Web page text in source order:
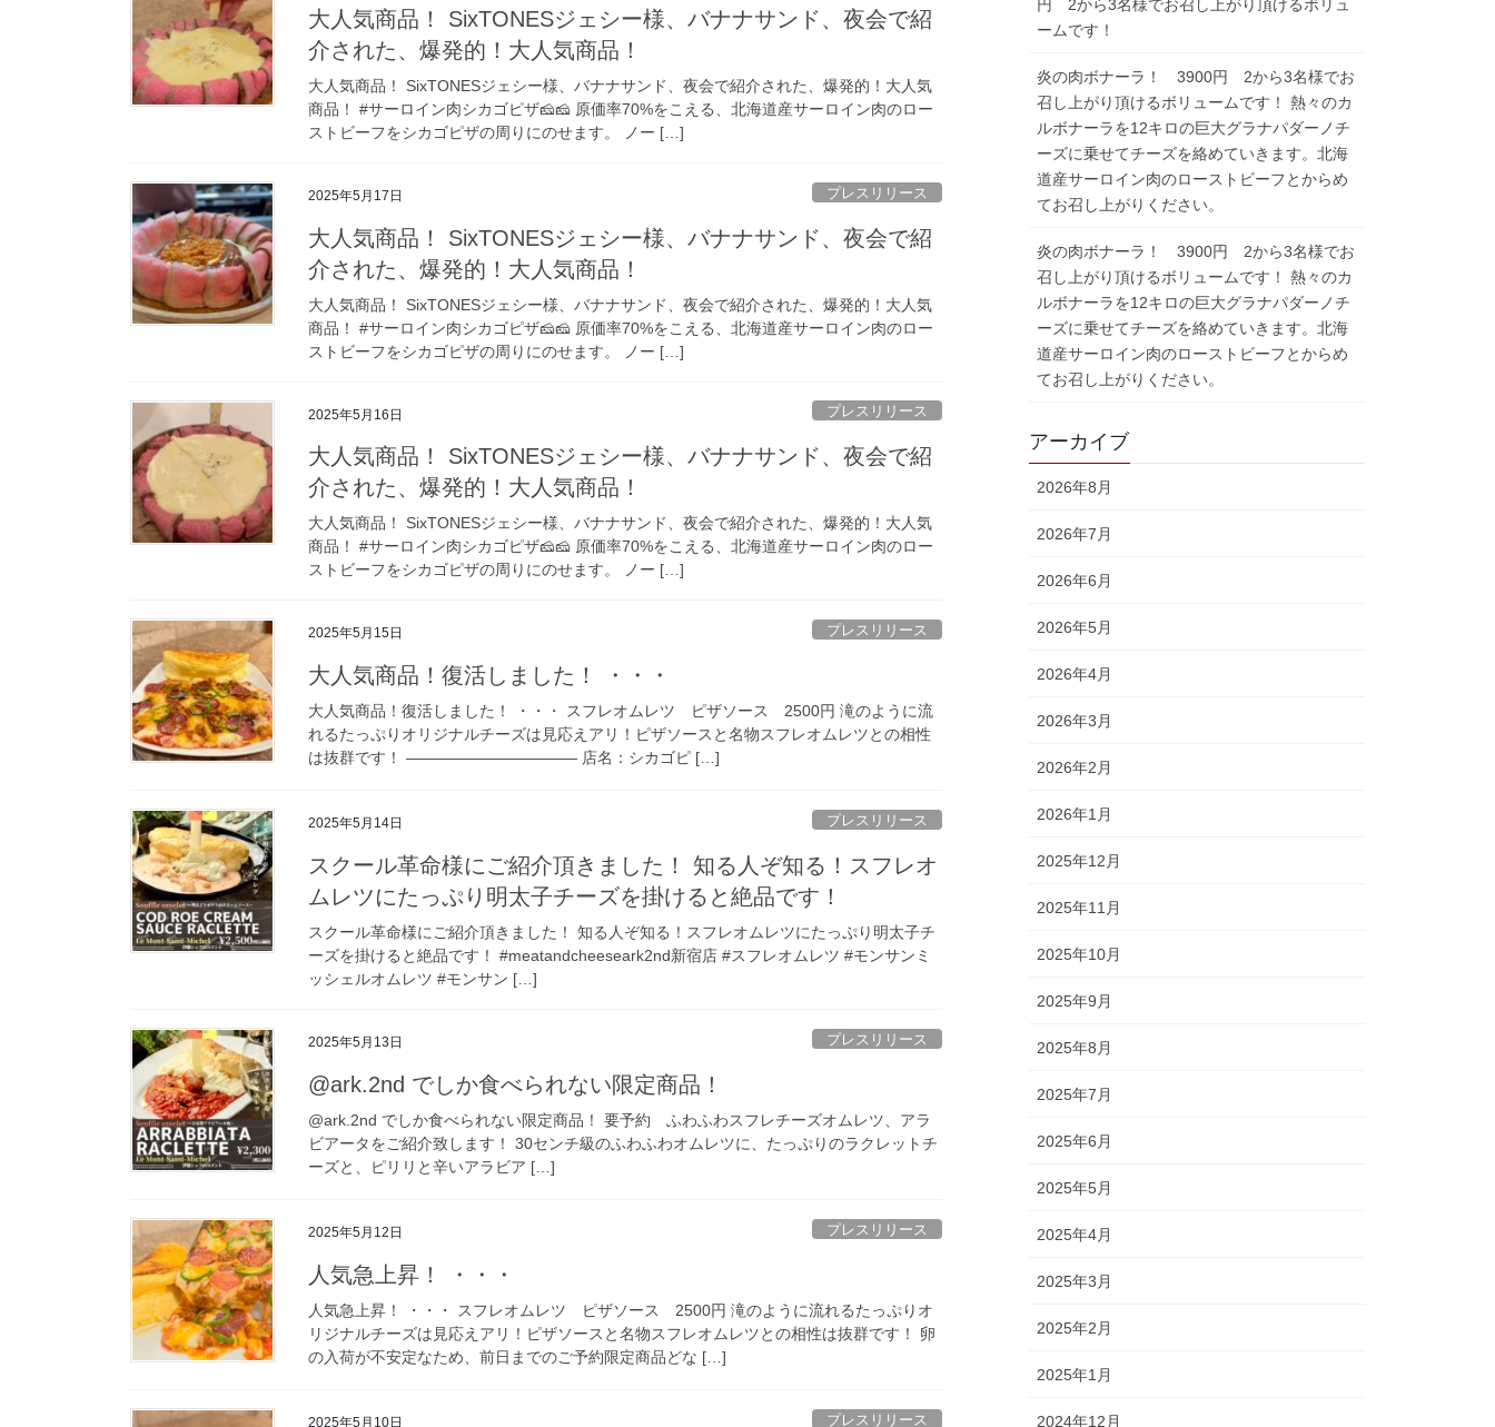
大人気商品！ SixTONESジェシー様、バナナサンド、夜会で紹
介された、爆発的！大人気商品！
大人気商品！ SixTONESジェシー様、バナナサンド、夜会で紹介された、爆発的！大人気
商品！ #サーロイン肉シカゴピザ🧀🧀 原価率70%をこえる、北海道産サーロイン肉のロー
ストビーフをシカゴピザの周りにのせます。 ノー […]
2025年5月17日 プレスリリース
大人気商品！ SixTONESジェシー様、バナナサンド、夜会で紹
介された、爆発的！大人気商品！
大人気商品！ SixTONESジェシー様、バナナサンド、夜会で紹介された、爆発的！大人気
商品！ #サーロイン肉シカゴピザ🧀🧀 原価率70%をこえる、北海道産サーロイン肉のロー
ストビーフをシカゴピザの周りにのせます。 ノー […]
2025年5月16日 プレスリリース
大人気商品！ SixTONESジェシー様、バナナサンド、夜会で紹
介された、爆発的！大人気商品！
大人気商品！ SixTONESジェシー様、バナナサンド、夜会で紹介された、爆発的！大人気
商品！ #サーロイン肉シカゴピザ🧀🧀 原価率70%をこえる、北海道産サーロイン肉のロー
ストビーフをシカゴピザの周りにのせます。 ノー […]
2025年5月15日 プレスリリース
大人気商品！復活しました！ ・・・
大人気商品！復活しました！ ・・・ スフレオムレツ ピザソース 2500円 滝のように流
れるたっぷりオリジナルチーズは見応えアリ！ピザソースと名物スフレオムレツとの相性
は抜群です！ ——————————— 店名：シカゴピ […]
2025年5月14日 プレスリリース
スクール革命様にご紹介頂きました！ 知る人ぞ知る！スフレオ
ムレツにたっぷり明太子チーズを掛けると絶品です！
スクール革命様にご紹介頂きました！ 知る人ぞ知る！スフレオムレツにたっぷり明太子チ
ーズを掛けると絶品です！ #meatandcheeseark2nd新宿店 #スフレオムレツ #モンサンミ
ッシェルオムレツ #モンサン […]
2025年5月13日 プレスリリース
@ark.2nd でしか食べられない限定商品！
@ark.2nd でしか食べられない限定商品！ 要予約 ふわふわスフレチーズオムレツ、アラ
ビアータをご紹介致します！ 30センチ級のふわふわオムレツに、たっぷりのラクレットチ
ーズと、ピリリと辛いアラビア […]
2025年5月12日 プレスリリース
人気急上昇！ ・・・
人気急上昇！ ・・・ スフレオムレツ ピザソース 2500円 滝のように流れるたっぷりオ
リジナルチーズは見応えアリ！ピザソースと名物スフレオムレツとの相性は抜群です！ 卵
の入荷が不安定なため、前日までのご予約限定商品どな […]
2025年5月10日 プレスリリース
円 2から3名様でお召し上がり頂けるボリュ
ームです！
炎の肉ボナーラ！ 3900円 2から3名様でお
召し上がり頂けるボリュームです！ 熱々のカ
ルボナーラを12キロの巨大グラナパダーノチ
ーズに乗せてチーズを絡めていきます。北海
道産サーロイン肉のローストビーフとからめ
てお召し上がりください。
炎の肉ボナーラ！ 3900円 2から3名様でお
召し上がり頂けるボリュームです！ 熱々のカ
ルボナーラを12キロの巨大グラナパダーノチ
ーズに乗せてチーズを絡めていきます。北海
道産サーロイン肉のローストビーフとからめ
てお召し上がりください。
アーカイブ
2026年8月
2026年7月
2026年6月
2026年5月
2026年4月
2026年3月
2026年2月
2026年1月
2025年12月
2025年11月
2025年10月
2025年9月
2025年8月
2025年7月
2025年6月
2025年5月
2025年4月
2025年3月
2025年2月
2025年1月
2024年12月